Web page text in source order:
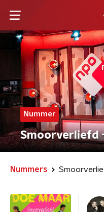
Nummer
Smoorverliefd
Nummers